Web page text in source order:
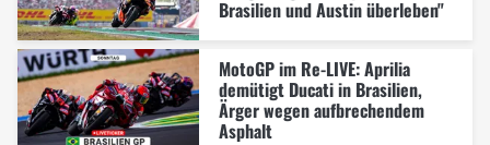
Brasilien und Austin überleben"
MotoGP im Re-LIVE: Aprilia
demütigt Ducati in Brasilien,
Ärger wegen aufbrechendem
Asphalt